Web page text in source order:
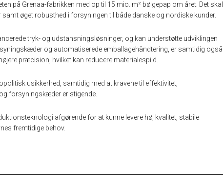
på Grenaa-fabrikken med op til 15 mio. m² bølgepap om året. Det skal
øget robusthed i forsyningen til både danske og nordiske kunder.
tryk- og udstansningsløsninger, og kan understøtte udviklingen
og automatiserede emballagehåndtering, er samtidig også
præcision, hvilket kan reducere materialespild.
usikkerhed, samtidig med at kravene til effektivitet,
forsyningskæder er stigende.
afgørende for at kunne levere høj kvalitet, stabile
fremtidige behov.